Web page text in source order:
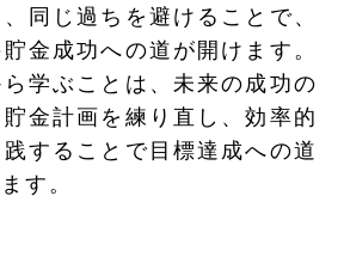
同じ過ちを避けることで、
金成功への道が開けます。
学ぶことは、未来の成功の
金計画を練り直し、効率的
することで目標達成への道
す。